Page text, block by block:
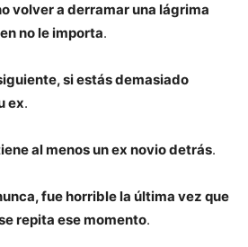
volver a derramar una lágrima
no le importa.
si estás demasiado
ex.
al menos un ex novio detrás.
fue horrible la última vez que
repita ese momento.